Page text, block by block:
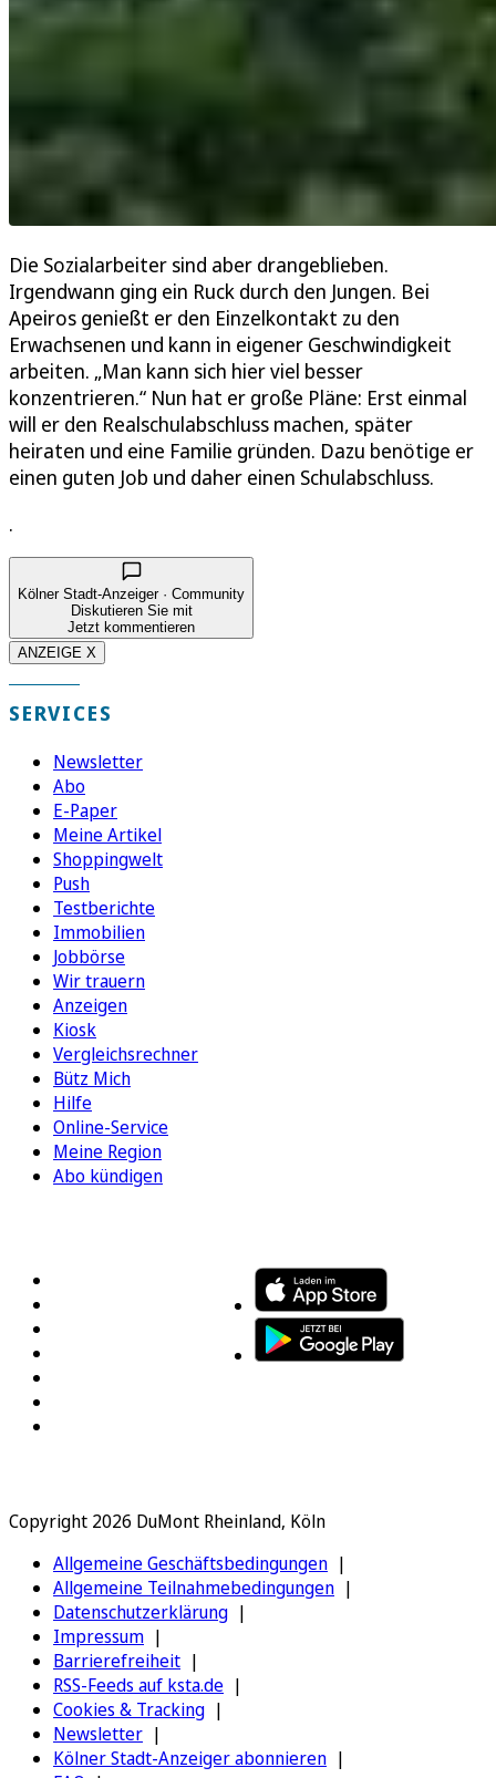
Die Sozialarbeiter sind aber drangeblieben.
Irgendwann ging ein Ruck durch den Jungen. Bei
Apeiros genießt er den Einzelkontakt zu den
Erwachsenen und kann in eigener Geschwindigkeit
arbeiten. „Man kann sich hier viel besser
konzentrieren.“ Nun hat er große Pläne: Erst einmal
will er den Realschulabschluss machen, später
heiraten und eine Familie gründen. Dazu benötige er
einen guten Job und daher einen Schulabschluss.
.
Kölner Stadt-Anzeiger · Community
Diskutieren Sie mit
Jetzt kommentieren
ANZEIGE X
SERVICES
Newsletter
Abo
E-Paper
Meine Artikel
Shoppingwelt
Push
Testberichte
Immobilien
Jobbörse
Wir trauern
Anzeigen
Kiosk
Vergleichsrechner
Bütz Mich
Hilfe
Online-Service
Meine Region
Abo kündigen
Copyright 2026 DuMont Rheinland, Köln
Allgemeine Geschäftsbedingungen
Allgemeine Teilnahmebedingungen
Datenschutzerklärung
Impressum
Barrierefreiheit
RSS-Feeds auf ksta.de
Cookies & Tracking
Newsletter
Kölner Stadt-Anzeiger abonnieren